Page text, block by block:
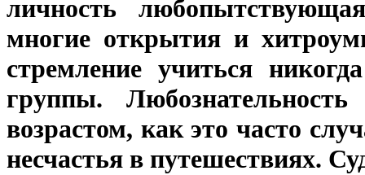
личность
многие открытия и
стремление учиться
группы.
возрастом, как это часто
несчастья в путешествиях.